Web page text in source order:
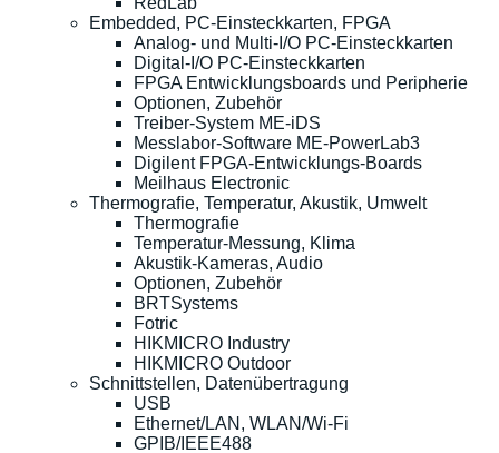
Embedded, PC-Einsteckkarten, FPGA
Analog- und Multi-I/O PC-Einsteckkarten
Digital-I/O PC-Einsteckkarten
FPGA Entwicklungsboards und Peripherie
Optionen, Zubehör
Treiber-System ME-iDS
Messlabor-Software ME-PowerLab3
Digilent FPGA-Entwicklungs-Boards
Meilhaus Electronic
Thermografie, Temperatur, Akustik, Umwelt
Thermografie
Temperatur-Messung, Klima
Akustik-Kameras, Audio
Optionen, Zubehör
BRTSystems
Fotric
HIKMICRO Industry
HIKMICRO Outdoor
Schnittstellen, Datenübertragung
USB
Ethernet/LAN, WLAN/Wi-Fi
GPIB/IEEE488